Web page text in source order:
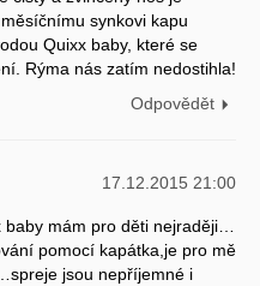
synkovi kapu
Quixx baby, které se
Rýma nás zatím nedostihla!
Odpovědět
17.12.2015 21:00
baby mám pro děti nejraději…
pomocí kapátka,je pro mě
jsou nepříjemné i